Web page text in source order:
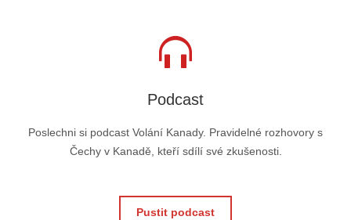
Podcast
Poslechni si podcast Volání Kanady. Pravidelné rozhovory s
Čechy v Kanadě, kteří sdílí své zkušenosti.
Pustit podcast